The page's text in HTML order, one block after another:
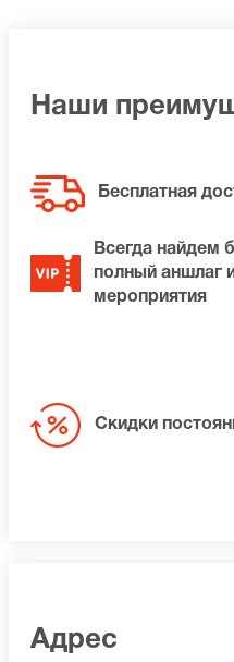
Наши
Бесплатная
Всегда найдем
полный аншлаг
мероприятия
Скидки
Адрес